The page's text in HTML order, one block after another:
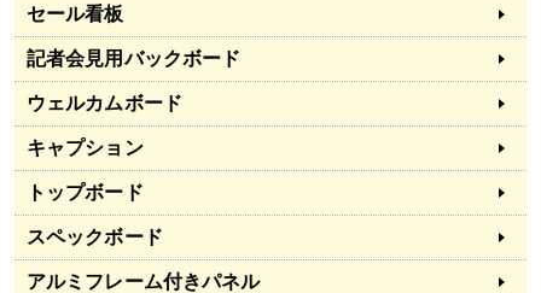
セール看板
記者会見用バックボード
ウェルカムボード
キャプション
トップボード
スペックボード
アルミフレーム付きパネル